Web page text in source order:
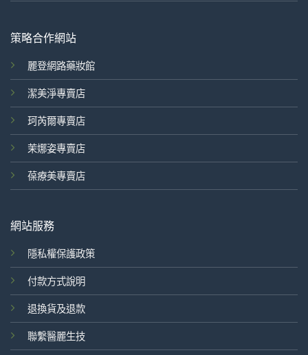
策略合作網站
麗登網路藥妝館
潔美淨專賣店
珂芮爾專賣店
茉娜姿專賣店
葆療美專賣店
網站服務
隱私權保護政策
付款方式說明
退換貨及退款
聯繫醫麗生技